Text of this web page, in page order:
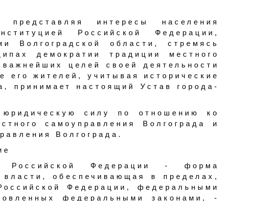
представляя интересы населения
Российской Федерации,
Волгоградской области, стремясь
демократии традиции местного
целей своей деятельности
его жителей, учитывая исторические
принимает настоящий Устав города-
силу по отношению ко
самоуправления Волгограда и
Волгограда.
Российской Федерации - форма
обеспечивающая в пределах,
Федерации, федеральными
федеральными законами, -